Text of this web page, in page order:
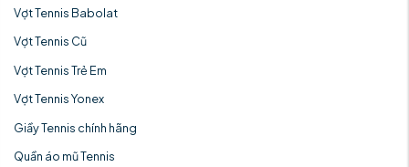
Vợt Tennis Babolat
Vợt Tennis Cũ
Vợt Tennis Trẻ Em
Vợt Tennis Yonex
Giầy Tennis chính hãng
Quần áo mũ Tennis